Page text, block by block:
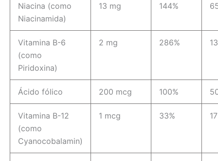
Niacina (como
Niacinamida)
13 mg 144%
Vitamina B-6
(como
Piridoxina)
2 mg 286%
Ácido fólico 200 mcg 100%
Vitamina B-12
(como
Cyanocobalamin)
1 mcg 33%